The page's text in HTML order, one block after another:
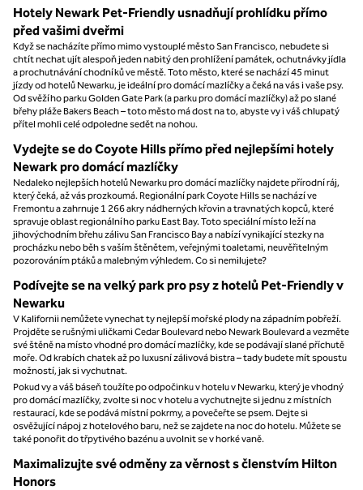
Hotely Newark Pet-Friendly usnadňují prohlídku přímo
před vašimi dveřmi
Když se nacházíte přímo mimo vystouplé město San Francisco, nebudete si
chtít nechat ujít alespoň jeden nabitý den prohlížení památek, ochutnávky jídla
a prochutnávání chodníků ve městě. Toto město, které se nachází 45 minut
jízdy od hotelů Newarku, je ideální pro domácí mazlíčky a čeká na vás i vaše psy.
Od svěžího parku Golden Gate Park (a parku pro domácí mazlíčky) až po slané
břehy pláže Bakers Beach – toto město má dost na to, abyste vy i váš chlupatý
přítel mohli celé odpoledne sedět na nohou.
Vydejte se do Coyote Hills přímo před nejlepšími hotely
Newark pro domácí mazlíčky
Nedaleko nejlepších hotelů Newarku pro domácí mazlíčky najdete přírodní ráj,
který čeká, až vás prozkoumá. Regionální park Coyote Hills se nachází ve
Fremontu a zahrnuje 1 266 akry nádherných křovin a travnatých kopců, které
spravuje oblast regionálního parku East Bay. Toto speciální místo leží na
jihovýchodním břehu zálivu San Francisco Bay a nabízí vynikající stezky na
procházku nebo běh s vaším štěnětem, veřejnými toaletami, neuvěřitelným
pozorováním ptáků a malebným výhledem. Co si nemilujete?
Podívejte se na velký park pro psy z hotelů Pet-Friendly v
Newarku
V Kalifornii nemůžete vynechat ty nejlepší mořské plody na západním pobřeží.
Projděte se rušnými uličkami Cedar Boulevard nebo Newark Boulevard a vezměte
své štěně na místo vhodné pro domácí mazlíčky, kde se podávají slané příchutě
moře. Od krabích chatek až po luxusní zálivová bistra – tady budete mít spoustu
možností, jak si vychutnat.
Pokud vy a váš báseň toužíte po odpočinku v hotelu v Newarku, který je vhodný
pro domácí mazlíčky, zvolte si noc v hotelu a vychutnejte si jednu z místních
restaurací, kde se podává místní pokrmy, a povečeřte se psem. Dejte si
osvěžující nápoj z hotelového baru, než se zajdete na noc do hotelu. Můžete se
také ponořit do třpytivého bazénu a uvolnit se v horké vaně.
Maximalizujte své odměny za věrnost s členstvím Hilton
Honors